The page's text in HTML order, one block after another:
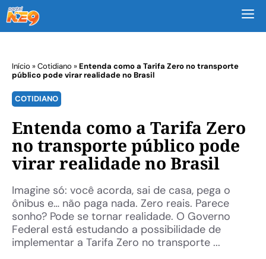
Início »Cotidiano »Entenda como a Tarifa Zero no transporte
público pode virar realidade no Brasil
COTIDIANO
Entenda como a Tarifa Zero
no transporte público pode
virar realidade no Brasil
Imagine só: você acorda, sai de casa, pega o
ônibus e… não paga nada. Zero reais. Parece
sonho? Pode se tornar realidade. O Governo
Federal está estudando a possibilidade de
implementar a Tarifa Zero no transporte ...